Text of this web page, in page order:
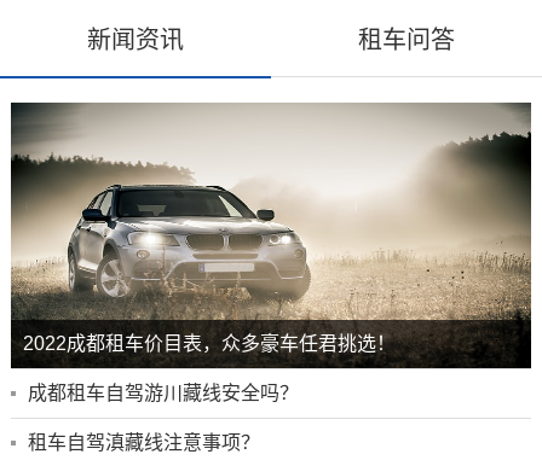
新闻资讯 租车问答
2022成都租车价目表，众多豪车任君挑选！
成都租车自驾游川藏线安全吗？
租车自驾滇藏线注意事项？